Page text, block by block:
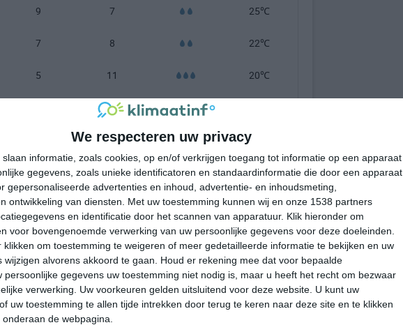
We respecteren uw privacy
slaan informatie, zoals cookies, op en/of verkrijgen toegang tot informatie op een apparaat
gegevens, zoals unieke identificatoren en standaardinformatie die door een apparaat
gepersonaliseerde advertenties en inhoud, advertentie- en inhoudsmeting,
ontwikkeling van diensten.
Met uw toestemming kunnen wij en onze 1538 partners
en identificatie door het scannen van apparatuur. Klik hieronder om
voor bovengenoemde verwerking van uw persoonlijke gegevens voor deze doeleinden.
klikken om toestemming te weigeren of meer gedetailleerde informatie te bekijken en uw
alvorens akkoord te gaan.
Houd er rekening mee dat voor bepaalde
persoonlijke gegevens uw toestemming niet nodig is, maar u heeft het recht om bezwaar
verwerking. Uw voorkeuren gelden uitsluitend voor deze website. U kunt uw
uw toestemming te allen tijde intrekken door terug te keren naar deze site en te klikken
de webpagina.
9 7 25℃
7 8 22℃
5 11 20℃
13
12 15℃
mm = | 101-200 mm = |meer dan 200 mm =